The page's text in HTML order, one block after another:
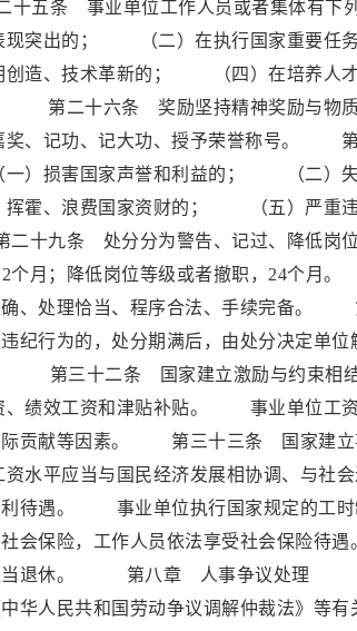
事业单位工作人员或者集体有下列
突出的； （二）在执行国家重要任务
造、技术革新的； （四）在培养人才
二十六条 奖励坚持精神奖励与物质
、记功、记大功、授予荣誉称号。
）损害国家声誉和利益的； （二）
霍、浪费国家资财的； （五）严重违
条 处分分为警告、记过、降低岗位
个月；降低岗位等级或者撤职，24个
确、处理恰当、程序合法、手续完备
纪行为的，处分期满后，由处分决定单位
十二条 国家建立激励与约束相结
绩效工资和津贴补贴。 事业单位工资
际贡献等因素。 第三十三条 国家建立
水平应当与国民经济发展相协调、与
利待遇。 事业单位执行国家规定的
社会保险，工作人员依法享受社会保
，应当退休。 第八章 人事争议处理
中华人民共和国劳动争议调解仲裁法》